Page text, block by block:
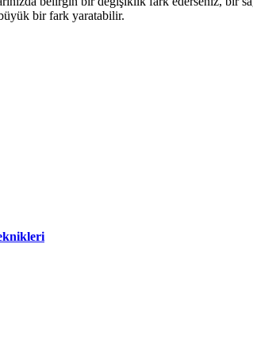
büyük bir fark yaratabilir.